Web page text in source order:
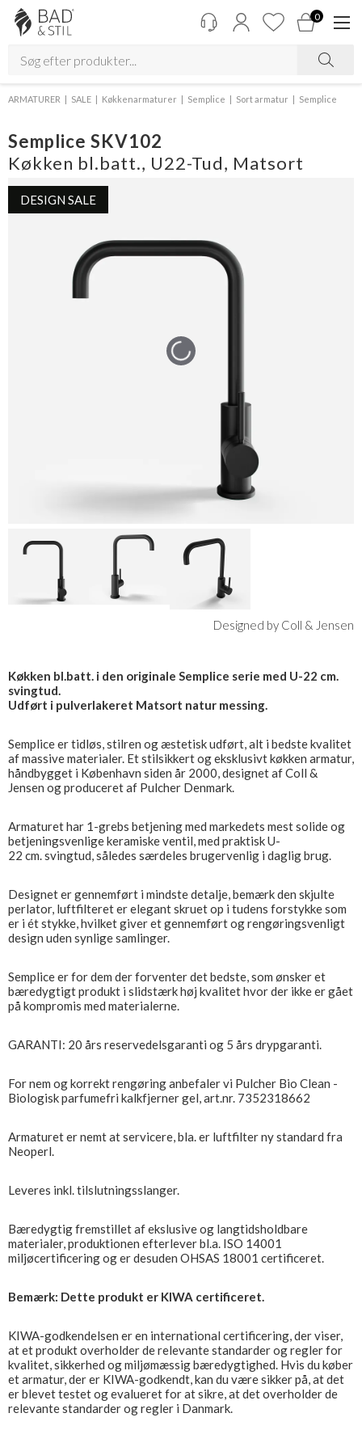
0
ARMATURER SALE Køkkenarmaturer Semplice Sort armatur Semplice
Semplice SKV102
Køkken bl.batt., U22-Tud, Matsort
DESIGN SALE
Designed by Coll & Jensen
Køkken bl.batt. i den originale Semplice serie med U-22 cm.
svingtud.
Udført i pulverlakeret Matsort natur messing.
Semplice er tidløs, stilren og æstetisk udført, alt i bedste kvalitet
af massive materialer. Et stilsikkert og eksklusivt køkken armatur,
håndbygget i København siden år 2000, designet af Coll &
Jensen og produceret af Pulcher Denmark.
Armaturet har 1-grebs betjening med markedets mest solide og
betjeningsvenlige keramiske ventil, med praktisk U-
22 cm. svingtud, således særdeles brugervenlig i daglig brug.
Designet er gennemført i mindste detalje, bemærk den skjulte
perlator, luftfilteret er elegant skruet op i tudens forstykke som
er i ét stykke, hvilket giver et gennemført og rengøringsvenligt
design uden synlige samlinger.
Semplice er for dem der forventer det bedste, som ønsker et
bæredygtigt produkt i slidstærk høj kvalitet hvor der ikke er gået
på kompromis med materialerne.
GARANTI: 20 års reservedelsgaranti og 5 års drypgaranti.
For nem og korrekt rengøring anbefaler vi Pulcher Bio Clean -
Biologisk parfumefri kalkfjerner gel, art.nr. 7352318662
Armaturet er nemt at servicere, bla. er luftfilter ny standard fra
Neoperl.
Leveres inkl. tilslutningsslanger.
Bæredygtig fremstillet af ekslusive og langtidsholdbare
materialer, produktionen efterlever bl.a. ISO 14001
miljøcertificering og er desuden OHSAS 18001 certificeret.
Bemærk: Dette produkt er KIWA certificeret.
KIWA-godkendelsen er en international certificering, der viser,
at et produkt overholder de relevante standarder og regler for
kvalitet, sikkerhed og miljømæssig bæredygtighed. Hvis du køber
et armatur, der er KIWA-godkendt, kan du være sikker på, at det
er blevet testet og evalueret for at sikre, at det overholder de
relevante standarder og regler i Danmark.